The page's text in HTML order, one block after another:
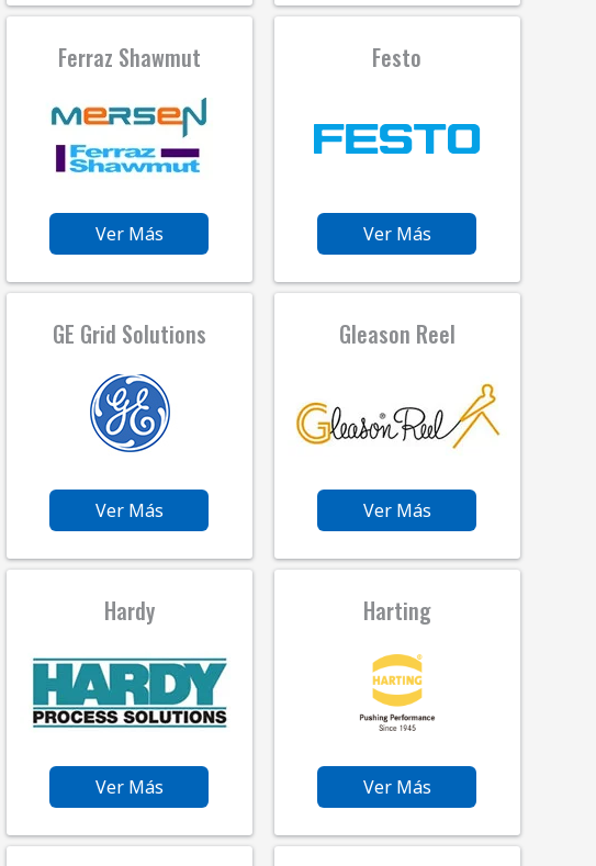
Ferraz Shawmut
Ver Más
Festo
Ver Más
GE Grid Solutions
Ver Más
Gleason Reel
Ver Más
Hardy
Ver Más
Harting
Ver Más